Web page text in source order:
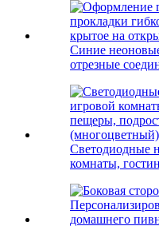
Синие
отрезные
Светодиодные
комнаты,